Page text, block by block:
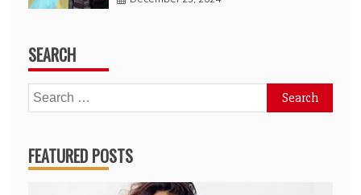
SEARCH
Search
for:
FEATURED POSTS